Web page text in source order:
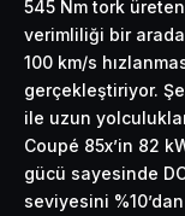
545 Nm tork
verimliliği bir
100 km/s
gerçekleştiriyor.
ile uzun
Coupé 85x’in 82
gücü sayesinde
seviyesini